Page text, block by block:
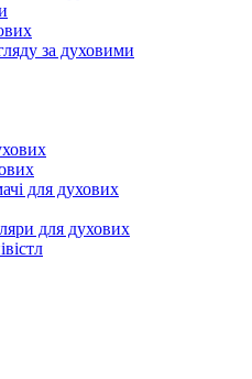
за духовими
для духових
для духових